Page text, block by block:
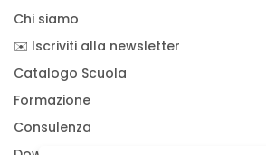
Chi siamo
✉️ Iscriviti alla newsletter
Catalogo Scuola
Formazione
Consulenza